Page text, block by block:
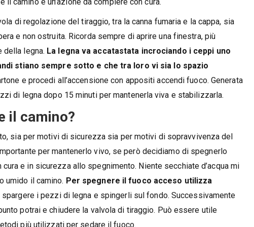
di regolazione del tiraggio, tra la canna fumaria e la cappa, sia
e non ostruita. Ricorda sempre di aprire una finestra, più
della legna. La legna va accatastata incrociando i ceppi uno
stiano sempre sotto e che tra loro vi sia lo spazio
e procedi all’accensione con appositi accendi fuoco. Generata
di legna dopo 15 minuti per mantenerla viva e stabilizzarla.
il camino?
sia per motivi di sicurezza sia per motivi di sopravvivenza del
per mantenerlo vivo, se però decidiamo di spegnerlo
e in sicurezza allo spegnimento. Niente secchiate d’acqua mi
umido il camino. Per spegnere il fuoco acceso utilizza
i pezzi di legna e spingerli sul fondo. Successivamente
potrai e chiudere la valvola di tiraggio. Può essere utile
più utilizzati per sedare il fuoco.